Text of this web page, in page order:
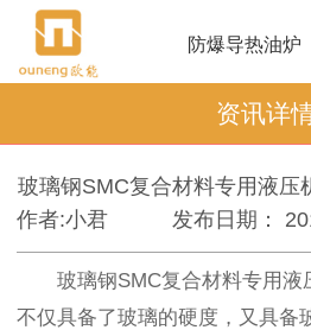
防爆导热油炉
资讯详
玻璃钢SMC复合材料专用液压
作者:小君
发布日期：
玻璃钢SMC复合材料专用
不仅具备了玻璃的硬度，又具备